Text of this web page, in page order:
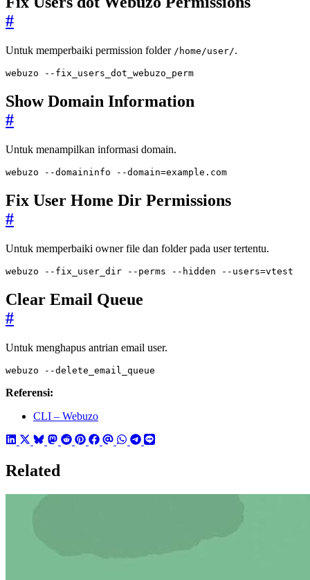
#
Untuk memperbaiki permission folder /home/user/.
webuzo --fix_users_dot_webuzo_perm
Show Domain Information
#
Untuk menampilkan informasi domain.
webuzo --domaininfo --domain=example.com
Fix User Home Dir Permissions
#
Untuk memperbaiki owner file dan folder pada user tertentu.
webuzo --fix_user_dir --perms --hidden --users=vtest
Clear Email Queue
#
Untuk menghapus antrian email user.
webuzo --delete_email_queue
Referensi:
CLI – Webuzo
Related